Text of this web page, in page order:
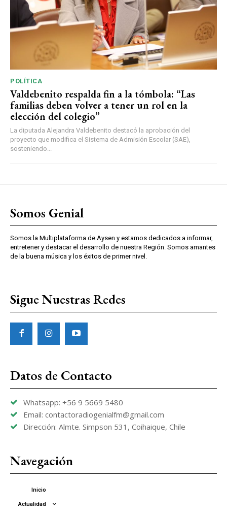
POLÍTICA
Valdebenito respalda fin a la tómbola: “Las
familias deben volver a tener un rol en la
elección del colegio”
La diputada Alejandra Valdebenito destacó la aprobación del
proyecto que modifica el Sistema de Admisión Escolar (SAE),
sosteniendo...
Somos Genial
Somos la Multiplataforma de Aysen y estamos dedicados a informar,
entretener y destacar el desarrollo de nuestra Región. Somos amantes
de la buena música y los éxitos de primer nivel.
Sigue Nuestras Redes
Datos de Contacto
Whatsapp: +56 9 5669 5480
Email: contactoradiogenialfm@gmail.com
Dirección: Almte. Simpson 531, Coihaique, Chile
Navegación
Inicio
Actualidad